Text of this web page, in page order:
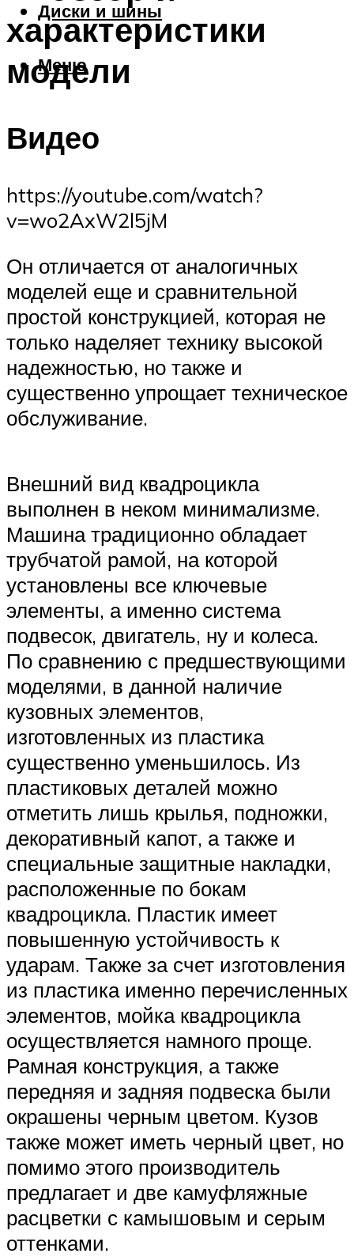
Диски и шины
Меню
характеристики
модели
Видео
https://youtube.com/watch?
v=wo2AxW2l5jM
Он отличается от аналогичных
моделей еще и сравнительной
простой конструкцией, которая не
только наделяет технику высокой
надежностью, но также и
существенно упрощает техническое
обслуживание.
Внешний вид квадроцикла
выполнен в неком минимализме.
Машина традиционно обладает
трубчатой рамой, на которой
установлены все ключевые
элементы, а именно система
подвесок, двигатель, ну и колеса.
По сравнению с предшествующими
моделями, в данной наличие
кузовных элементов,
изготовленных из пластика
существенно уменьшилось. Из
пластиковых деталей можно
отметить лишь крылья, подножки,
декоративный капот, а также и
специальные защитные накладки,
расположенные по бокам
квадроцикла. Пластик имеет
повышенную устойчивость к
ударам. Также за счет изготовления
из пластика именно перечисленных
элементов, мойка квадроцикла
осуществляется намного проще.
Рамная конструкция, а также
передняя и задняя подвеска были
окрашены черным цветом. Кузов
также может иметь черный цвет, но
помимо этого производитель
предлагает и две камуфляжные
расцветки с камышовым и серым
оттенками.